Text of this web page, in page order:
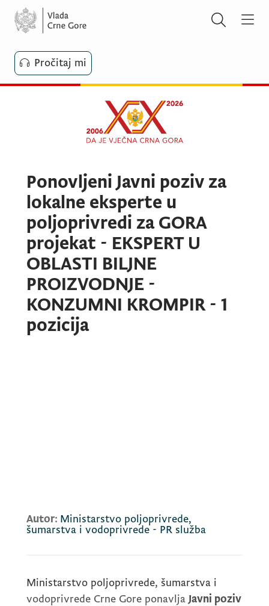
Pročitaj mi
Ponovljeni Javni poziv za
lokalne eksperte u
poljoprivredi za GORA
projekat - EKSPERT U
OBLASTI BILJNE
PROIZVODNJE -
KONZUMNI KROMPIR - 1
pozicija
Autor: Ministarstvo poljoprivrede,
šumarstva i vodoprivrede - PR služba
Ministarstvo poljoprivrede, šumarstva i
vodoprivrede Crne Gore ponavlja Javni poziv